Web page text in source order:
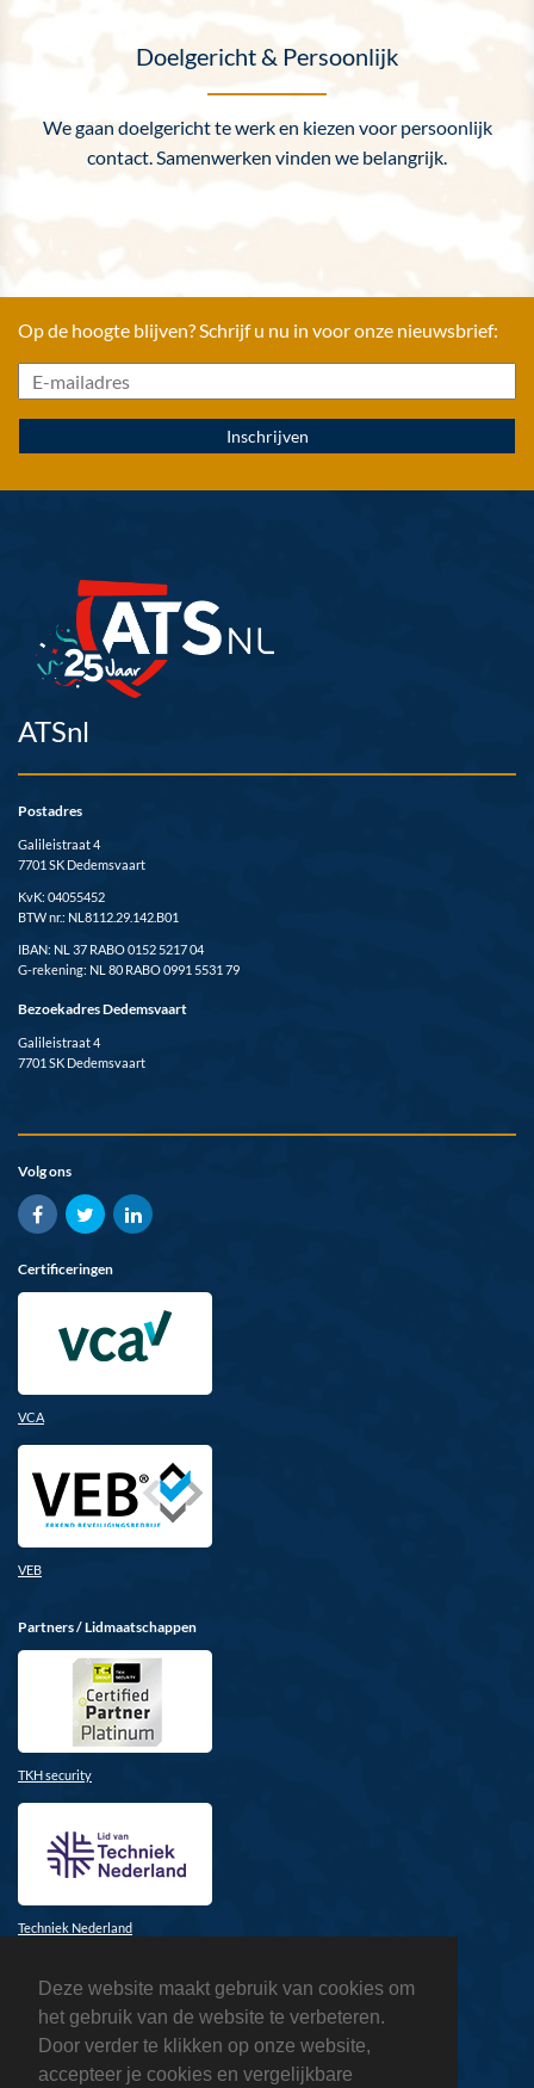
Deze website maakt gebruik van cookies om
het gebruik van de website te verbeteren.
Door verder te klikken op onze website,
accepteer je cookies en vergelijkbare
Doelgericht & Persoonlijk
We gaan doelgericht te werk en kiezen voor persoonlijk
contact. Samenwerken vinden we belangrijk.
Op de hoogte blijven? Schrijf u nu in voor onze nieuwsbrief:
ATSnl
Postadres
Galileistraat 4
7701 SK Dedemsvaart
KvK: 04055452
BTW nr.: NL8112.29.142.B01
IBAN: NL 37 RABO 0152 5217 04
G-rekening: NL 80 RABO 0991 5531 79
Bezoekadres Dedemsvaart
Galileistraat 4
7701 SK Dedemsvaart
Volg ons
Certificeringen
VCA
VEB
Partners / Lidmaatschappen
TKH security
Techniek Nederland
Honeywell